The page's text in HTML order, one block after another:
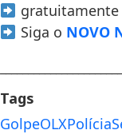
gratuitamente
Siga o NOVO
Tags
GolpeOLXPolícia